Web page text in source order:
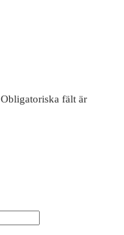
Obligatoriska fält är